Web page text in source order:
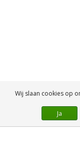
Wij slaan cookies op
Ja